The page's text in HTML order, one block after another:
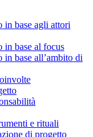
in base agli attori
in base al focus
base all’ambito di
e rituali
di progetto